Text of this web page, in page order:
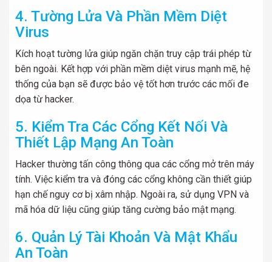
4. Tường Lửa Và Phần Mềm Diệt
Virus
Kích hoạt tường lửa giúp ngăn chặn truy cập trái phép từ
bên ngoài. Kết hợp với phần mềm diệt virus mạnh mẽ, hệ
thống của bạn sẽ được bảo vệ tốt hơn trước các mối đe
dọa từ hacker.
5. Kiểm Tra Các Cổng Kết Nối Và
Thiết Lập Mạng An Toàn
Hacker thường tấn công thông qua các cổng mở trên máy
tính. Việc kiểm tra và đóng các cổng không cần thiết giúp
hạn chế nguy cơ bị xâm nhập. Ngoài ra, sử dụng VPN và
mã hóa dữ liệu cũng giúp tăng cường bảo mật mạng.
6. Quản Lý Tài Khoản Và Mật Khẩu
An Toàn